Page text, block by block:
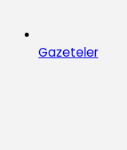
Gazeteler